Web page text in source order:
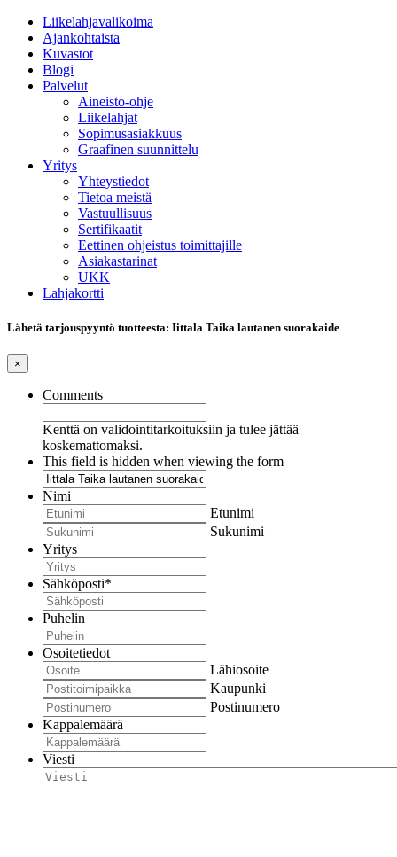
Liikelahjavalikoima
Ajankohtaista
Kuvastot
Blogi
Palvelut
Aineisto-ohje
Liikelahjat
Sopimusasiakkuus
Graafinen suunnittelu
Yritys
Yhteystiedot
Tietoa meistä
Vastuullisuus
Sertifikaatit
Eettinen ohjeistus toimittajille
Asiakastarinat
UKK
Lahjakortti
Lähetä tarjouspyyntö tuotteesta: Iittala Taika lautanen suorakaide
×
Comments
Kenttä on validointitarkoituksiin ja tulee jättää
koskemattomaksi.
This field is hidden when viewing the form
Nimi
Etunimi
Sukunimi
Yritys
Sähköposti*
Puhelin
Osoitetiedot
Lähiosoite
Kaupunki
Postinumero
Kappalemäärä
Viesti